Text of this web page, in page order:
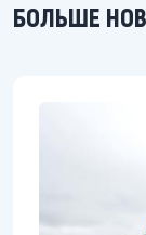
БОЛЬШЕ